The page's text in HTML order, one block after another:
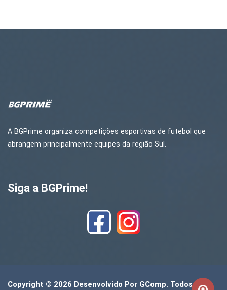
A BGPrime organiza competições esportivas de futebol que
abrangem principalmente equipes da região Sul.
Siga a BGPrime!
Copyright © 2026 Desenvolvido Por GComp. Todos Os